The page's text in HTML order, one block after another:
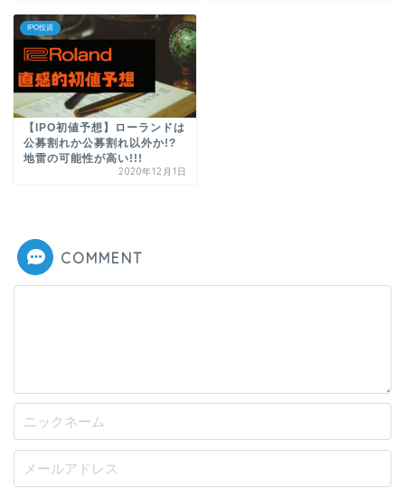
IPO投資
【IPO初値予想】ローランドは
公募割れか公募割れ以外か!?
地雷の可能性が高い!!!
2020年12月1日
COMMENT